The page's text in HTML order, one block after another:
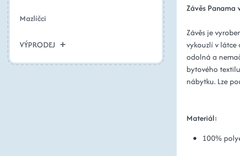
Mazlíčci
VÝPRODEJ
Závěs Panama
Závěs je
vykouzlí v látce
odolná a
bytového
nábytku. Lze
Materiál:
100%